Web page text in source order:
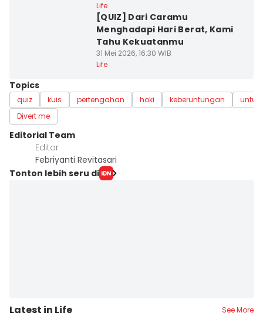
Life
[QUIZ] Dari Caramu
Menghadapi Hari Berat, Kami
Tahu Kekuatanmu
31 Mei 2026, 16:30 WIB
Life
Topics
quiz kuis pertengahan hoki keberuntungan
Divert me
Editorial Team
Editor
Febriyanti Revitasari
Tonton lebih seru di
Latest in Life See More